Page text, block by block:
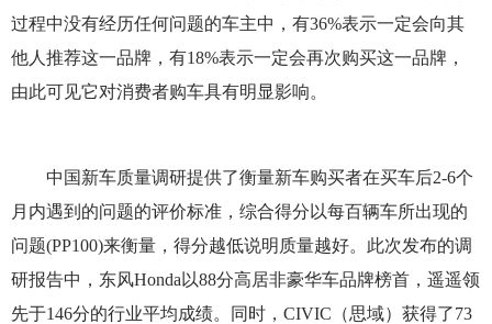
过程中没有经历任何问题的车主中，有36%表示一定会向其
他人推荐这一品牌，有18%表示一定会再次购买这一品牌，
由此可见它对消费者购车具有明显影响。
中国新车质量调研提供了衡量新车购买者在买车后2-6个
月内遇到的问题的评价标准，综合得分以每百辆车所出现的
问题(PP100)来衡量，得分越低说明质量越好。此次发布的调
研报告中，东风Honda以88分高居非豪华车品牌榜首，遥遥领
先于146分的行业平均成绩。同时，CIVIC（思域）获得了73